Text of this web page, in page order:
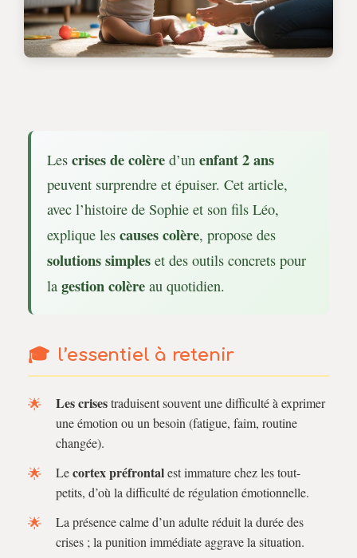
Les crises de colère d’un enfant 2 ans
peuvent surprendre et épuiser. Cet article,
avec l’histoire de Sophie et son fils Léo,
explique les causes colère, propose des
solutions simples et des outils concrets pour
la gestion colère au quotidien.
l’essentiel à retenir
Les crisestraduisent souvent une difficulté à exprimer
une émotion ou un besoin (fatigue, faim, routine
changée).
Lecortex préfrontalest immature chez les tout-
petits, d’où la difficulté de régulation émotionnelle.
La présence calme d’un adulte réduit la durée des
crises ; la punition immédiate aggrave la situation.